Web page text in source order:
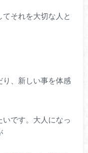
それを大切な人と
、新しい事を体感
です。大人になっ